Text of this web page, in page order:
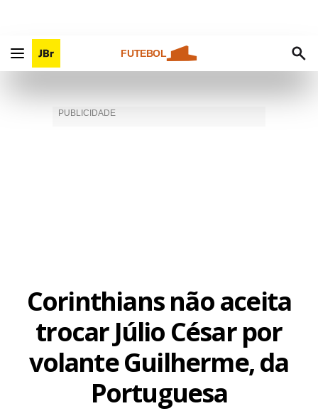
FUTEBOL
Corinthians não aceita
trocar Júlio César por
volante Guilherme, da
Portuguesa